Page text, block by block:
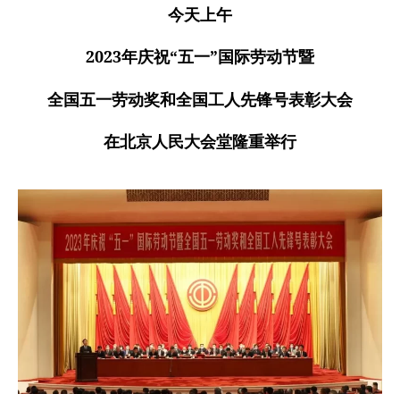
今天上午
2023年庆祝“五一”国际劳动节暨
全国五一劳动奖和全国工人先锋号表彰大会
在北京人民大会堂隆重举行